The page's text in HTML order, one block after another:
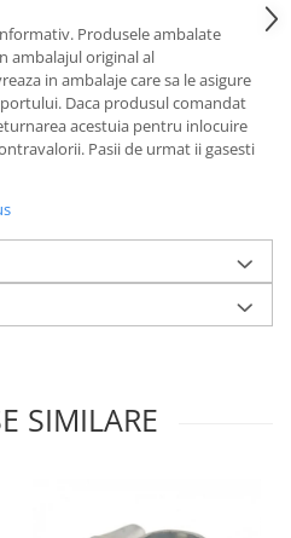
Produsele ambalate
ambalajul original al
in ambalaje care sa le asigure
Daca produsul comandat
acestuia pentru inlocuire
Pasii de urmat ii gasesti
SIMILARE